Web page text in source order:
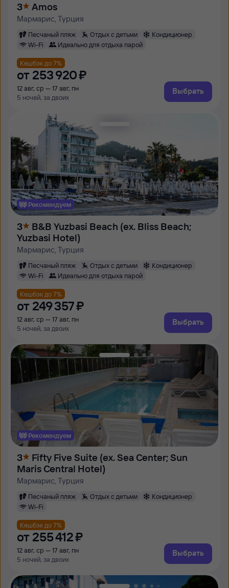
3 Amos
Мармарис, Турция
Песчаный пляж Отдых с детьми
Кондиционер
Wi-Fi
Идеально для отдыха парой
Кешбэк до 7%
от 253 ⁠920 ⁠₽
12 авг, ср — 17 авг, пн
5 ночей, за двоих
Выбрать
Рекомендуем
3
B&B Yuzbasi Beach (ex. Bliss Beach;
Yuzbasi Hotel)
Мармарис, Турция
Песчаный пляж Отдых с детьми
Кондиционер
Wi-Fi
Идеально для отдыха парой
Кешбэк до 7%
от 249 ⁠357 ⁠₽
12 авг, ср — 17 авг, пн
5 ночей, за двоих
Выбрать
Рекомендуем
3
Fifty Five Suite (ex. Sea Center; Sun
Maris Central Hotel)
Мармарис, Турция
Песчаный пляж Отдых с детьми
Кондиционер
Wi-Fi
Кешбэк до 7%
от 255 ⁠412 ⁠₽
12 авг, ср — 17 авг, пн
5 ночей, за двоих
Выбрать